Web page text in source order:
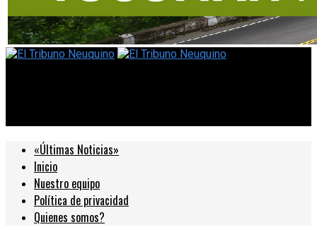
«Últimas Noticias»
Inicio
Nuestro equipo
Política de privacidad
Quienes somos?